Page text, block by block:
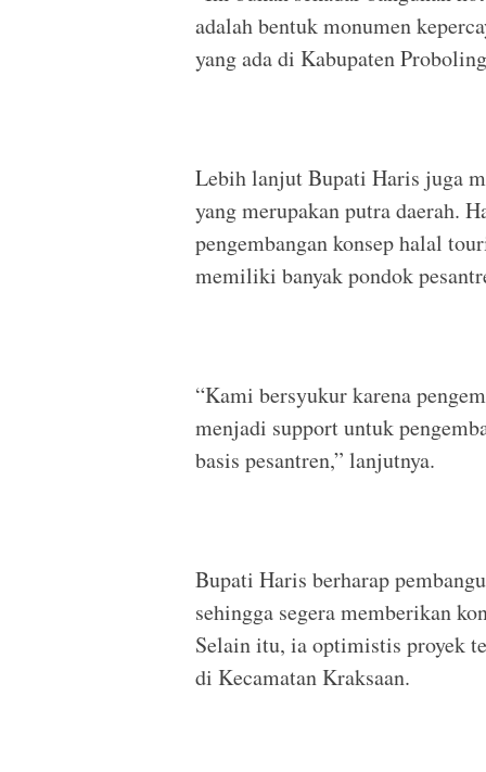
adalah bentuk monumen
yang ada di Kabupaten
Lebih lanjut Bupati Haris juga
yang merupakan putra daerah.
pengembangan konsep halal
memiliki banyak pondok
“Kami bersyukur karena
menjadi support untuk
basis pesantren,” lanjutnya.
Bupati Haris berharap
sehingga segera memberikan
Selain itu, ia optimistis proyek
di Kecamatan Kraksaan.